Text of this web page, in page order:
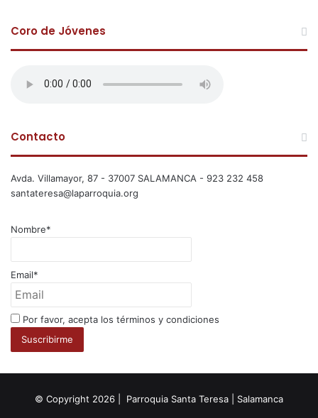
Coro de Jóvenes
Contacto
Avda. Villamayor, 87 - 37007 SALAMANCA - 923 232 458
santateresa@laparroquia.org
Nombre*
Email*
Por favor, acepta los términos y condiciones
© Copyright 2026 | Parroquia Santa Teresa | Salamanca